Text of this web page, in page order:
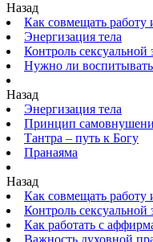
Назад
Как совмещать
Энергизация тела
Контроль сексуальной
Нужно ли воспитывать
Назад
Энергизация тела
Принцип
Тантра – путь к Богу
Пранаяма
Назад
Как совмещать
Контроль сексуальной
Как работать с
Важность духовной